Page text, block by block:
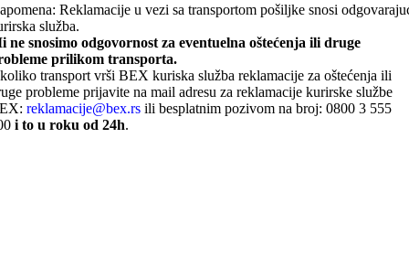
Reklamacije u vezi sa transportom pošiljke snosi
služba.
ne snosimo odgovornost za eventuelna oštećenja ili druge
prilikom transporta.
transport vrši BEX kuriska služba reklamacije za oštećenja ili
probleme prijavite na mail adresu za reklamacije kurirske službe
reklamacije@bex.rs ili besplatnim pozivom na broj: 0800 3 555
i to u roku od 24h.